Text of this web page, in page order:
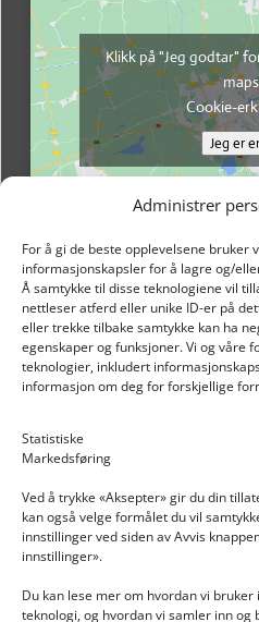
Administrer
For å gi de beste opplevelsene bruker
informasjonskapsler for å lagre og/
Å samtykke til disse teknologiene vil
nettleser atferd eller unike ID-er på
eller trekke tilbake samtykke kan ha
egenskaper og funksjoner. Vi og våre
teknologier, inkludert
informasjon om deg for forskjellige
Statistiske
Markedsføring
Ved å trykke «Aksepter» gir du din
kan også velge formålet du vil
innstillinger ved siden av Avvis
innstillinger».
Du kan lese mer om hvordan vi
teknologi, og hvordan vi samler inn
Klikk på "Jeg godtar"
Cookie-
Jeg er